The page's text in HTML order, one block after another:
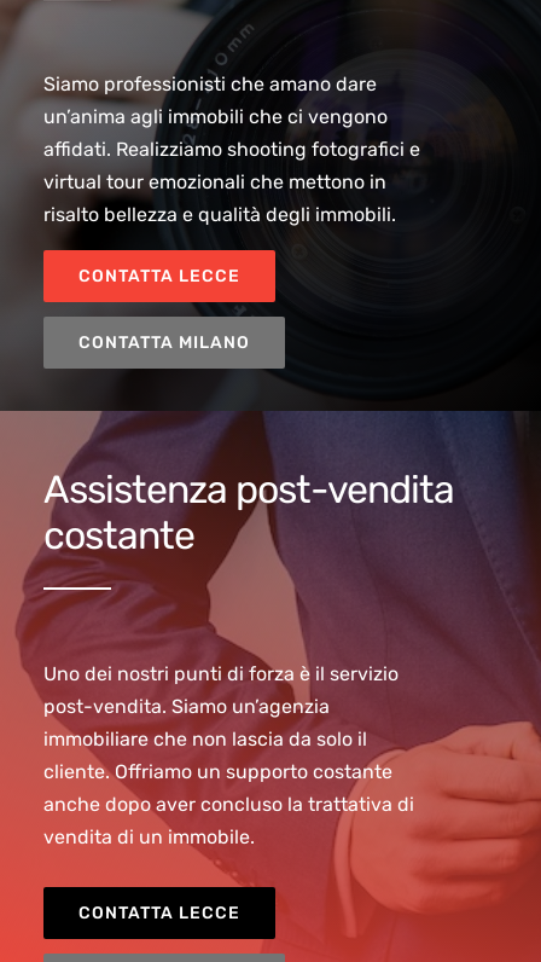
Siamo professionisti che amano dare
un’anima agli immobili che ci vengono
affidati. Realizziamo shooting fotografici e
virtual tour emozionali che mettono in
risalto bellezza e qualità degli immobili.
CONTATTA LECCE
CONTATTA MILANO
Assistenza post-vendita
costante
Uno dei nostri punti di forza è il servizio
post-vendita. Siamo un’agenzia
immobiliare che non lascia da solo il
cliente. Offriamo un supporto costante
anche dopo aver concluso la trattativa di
vendita di un immobile.
CONTATTA LECCE